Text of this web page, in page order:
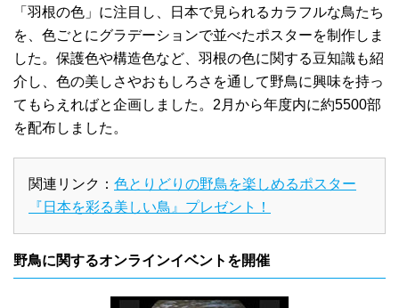
「羽根の色」に注目し、日本で見られるカラフルな鳥たち
を、色ごとにグラデーションで並べたポスターを制作しま
した。保護色や構造色など、羽根の色に関する豆知識も紹
介し、色の美しさやおもしろさを通して野鳥に興味を持っ
てもらえればと企画しました。2月から年度内に約5500部
を配布しました。
関連リンク： 色とりどりの野鳥を楽しめるポスター
『日本を彩る美しい鳥』プレゼント！
野鳥に関するオンラインイベントを開催